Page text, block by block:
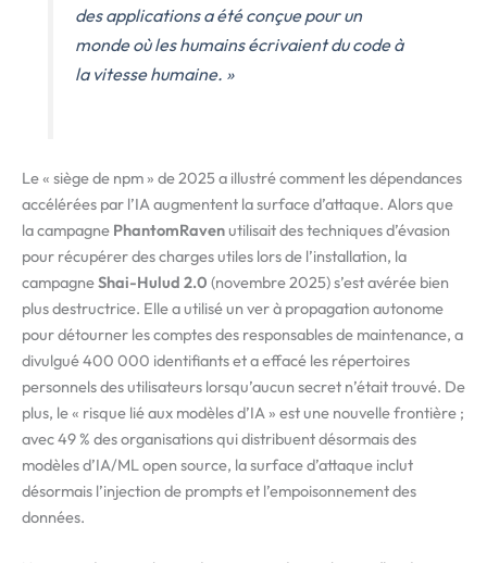
des applications a été conçue pour un
monde où les humains écrivaient du code à
la vitesse humaine. »
Le « siège de npm » de 2025 a illustré comment les dépendances
accélérées par l’IA augmentent la surface d’attaque. Alors que
la campagne PhantomRavenutilisait des techniques d’évasion
pour récupérer des charges utiles lors de l’installation, la
campagneShai-Hulud 2.0 (novembre 2025) s’est avérée bien
plus destructrice. Elle a utilisé un ver à propagation autonome
pour détourner les comptes des responsables de maintenance, a
divulgué 400 000 identifiants et a effacé les répertoires
personnels des utilisateurs lorsqu’aucun secret n’était trouvé. De
plus, le « risque lié aux modèles d’IA » est une nouvelle frontière ;
avec 49 % des organisations qui distribuent désormais des
modèles d’IA/ML open source, la surface d’attaque inclut
désormais l’injection de prompts et l’empoisonnement des
données.